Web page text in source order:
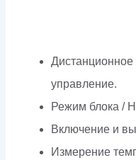
управление.
Режим блока /
Включение и
Измерение